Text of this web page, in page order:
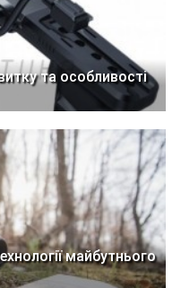
та особливості
майбутнього